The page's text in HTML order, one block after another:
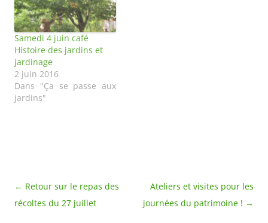
Samedi 4 juin café
Histoire des jardins et
jardinage
2 juin 2016
Dans "Ça se passe aux
jardins"
Navigation
des
← Retour sur le repas des
récoltes du 27 juillet
Ateliers et visites pour les
journées du patrimoine ! →